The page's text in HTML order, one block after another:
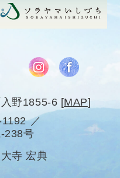
野1855-6 [MAP]
238号
寺 宏典